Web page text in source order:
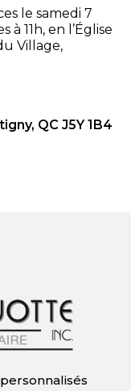
le samedi 7
à 11h, en l’Église
Village,
QC J5Y 1B4